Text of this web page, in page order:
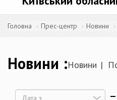
Головна Прес-центр Новини
Новини Новини